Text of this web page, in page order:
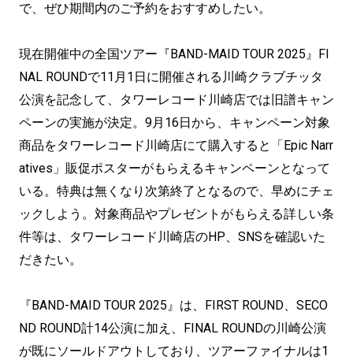
で、ぜひ期間内のご予約をおすすめしたい。
現在開催中の全国ツアー『BAND-MAID TOUR 2025』FI
NAL ROUNDで11月1日に開催される川崎クラブチッタ
公演を記念して、タワーレコード川崎店では旧譜キャン
ペーンの実施が決定。9月16日から、キャンペーン対象
商品をタワーレコード川崎店にて購入すると「Epic Narr
atives」販促ポスターがもらえるキャンペーンとなって
いる。特典は無くなり次第終了となるので、早めにチェ
ックしよう。対象商品やプレゼントがもらえる詳しい条
件等は、タワーレコード川崎店のHP、SNSを確認いた
だきたい。
『BAND-MAID TOUR 2025』は、FIRST ROUND、SECO
ND ROUND計14公演に加え、FINAL ROUNDの川崎公演
が既にソールドアウトしており、ツアーファイナルは1